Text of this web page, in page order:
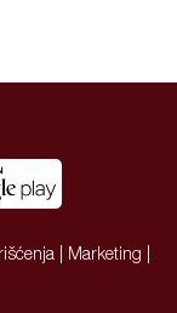
Marketing